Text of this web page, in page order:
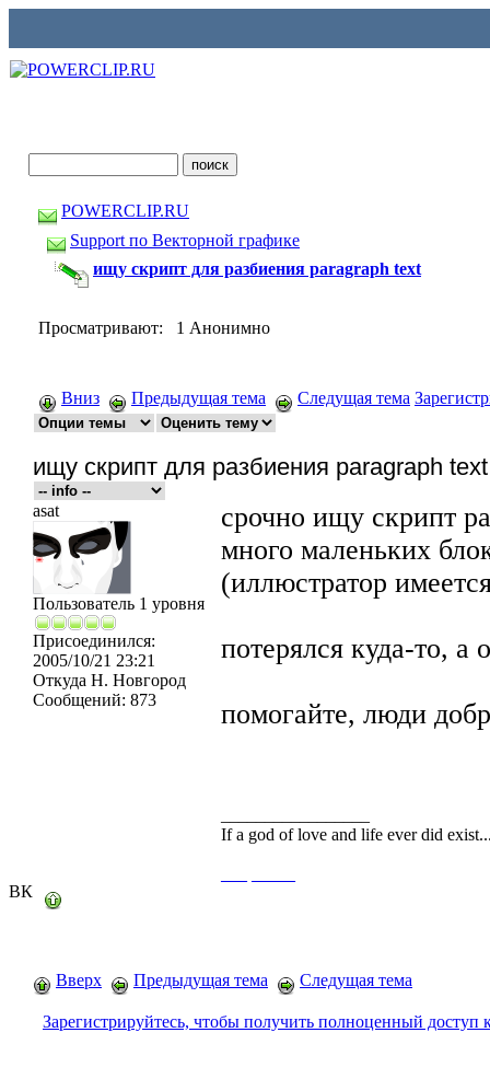
ВК
POWERCLIP.RU
Support по Векторной графике
ищу скрипт для разбиения paragraph text
Просматривают: 1 Анонимно
Вниз Предыдущая тема Следущая тема
ищу скрипт для разбиения paragraph text
asat
Пользователь 1 уровня
Присоединился:
2005/10/21 23:21
Откуда Н. Новгород
Сообщений: 873
срочно ищу скрипт
много маленьких
(иллюстратор
потерялся куда-то, а
помогайте, люди
If a god of love and life ever did
Вверх Предыдущая тема Следущая тема
Зарегистрируйтесь, чтобы получить полноценный доступ